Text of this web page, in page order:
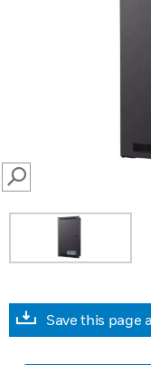
SEARCH
Save this page